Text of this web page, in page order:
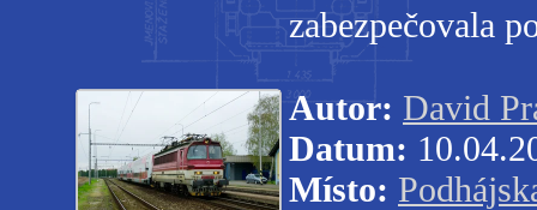
zabezpečovala
Autor: David
Datum:
Místo: